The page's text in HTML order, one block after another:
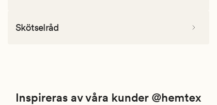
Skötselråd
Inspireras av våra kunder @hemtex